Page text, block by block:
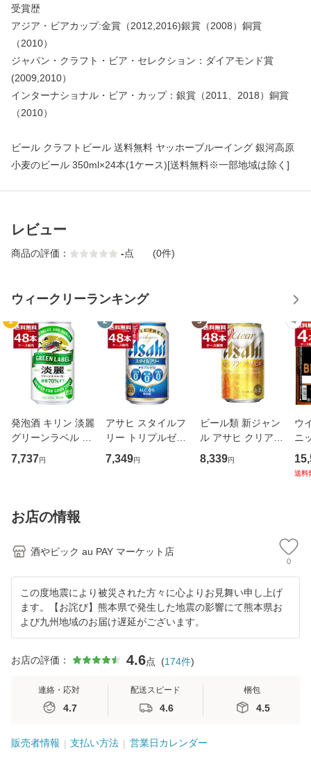
受賞歴
アジア・ビアカップ:金賞（2012,2016)銀賞（2008）銅賞
（2010）
ジャパン・クラフト・ビア・セレクション：ダイアモンド賞
(2009,2010）
インターナショナル・ビア・カップ：銀賞（2011、2018）銅賞
（2010）
ビール クラフトビール 送料無料 ヤッホーブルーイング 銀河高原
小麦のビール 350ml×24本(1ケース)[送料無料※一部地域は除く]
レビュー
商品の評価： -点 (0件)
ウィークリーランキング
1
発泡酒 キリン 淡麗
グリーンラベル 35
0ml×48本(2ケー
ス) [送料無料※一
7,737円
2
アサヒ スタイルフ
リー トリプルゼロ
350ml×48本(2ケー
ス)[送料無料※一
7,349円
3
ビール類 新ジャン
ル アサヒ クリアア
サヒ 350ml×48本
(2ケース) [送料無
8,339円
4
ウ
ニ
ッ
L
送料
お店の情報
酒やビック au PAY マーケット店
0
この度地震により被災された方々に心よりお見舞い申し上げ
ます。【お詫び】熊本県で発生した地震の影響にて熊本県お
よび九州地域のお届け遅延がございます。
お店の評価： 4.6点 (174件)
連絡・応対
4.7
配送スピード
4.6
梱包
4.5
販売者情報 支払い方法 営業日カレンダー